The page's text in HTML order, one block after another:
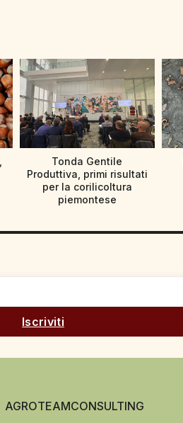
Tonda Gentile
Produttiva, primi risultati
per la corilicoltura
piemontese
Iscriviti
AGROTEAMCONSULTING